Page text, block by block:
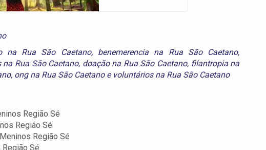
na Rua São Caetano, benemerencia na Rua São Caetano,
na Rua São Caetano, doação na Rua São Caetano, filantropia na
, ong na Rua São Caetanoe voluntários na Rua São Caetano
Região Sé
Região Sé
Região Sé
Sé